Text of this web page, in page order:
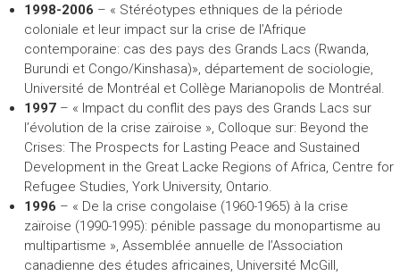
1998-2006 – « Stéréotypes ethniques de la période
coloniale et leur impact sur la crise de l’Afrique
contemporaine: cas des pays des Grands Lacs (Rwanda,
Burundi et Congo/Kinshasa)», département de sociologie,
Université de Montréal et Collège Marianopolis de Montréal.
1997– « Impact du conflit des pays des Grands Lacs sur
l’évolution de la crise zaïroise », Colloque sur: Beyond the
Crises: The Prospects for Lasting Peace and Sustained
Development in the Great Lacke Regions of Africa, Centre for
Refugee Studies, York University, Ontario.
1996 – « De la crise congolaise (1960-1965) à la crise
zaïroise (1990-1995): pénible passage du monopartisme au
multipartisme », Assemblée annuelle de l’Association
canadienne des études africaines, Université McGill,